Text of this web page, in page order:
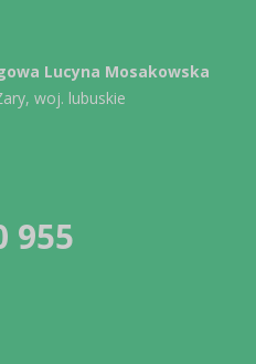
Lucyna Mosakowska
woj. lubuskie
955